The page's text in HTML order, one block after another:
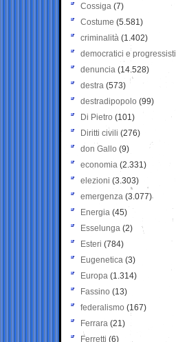
Cossiga (7)
Costume (5.581)
criminalità (1.402)
democratici e progressisti
denuncia (14.528)
destra (573)
destradipopolo (99)
Di Pietro (101)
Diritti civili (276)
don Gallo (9)
economia (2.331)
elezioni (3.303)
emergenza (3.077)
Energia (45)
Esselunga (2)
Esteri (784)
Eugenetica (3)
Europa (1.314)
Fassino (13)
federalismo (167)
Ferrara (21)
Ferretti (6)